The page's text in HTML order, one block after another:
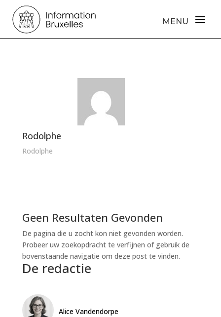
Rodolphe
Rodolphe
Geen Resultaten Gevonden
De pagina die u zocht kon niet gevonden worden.
Probeer uw zoekopdracht te verfijnen of gebruik de
bovenstaande navigatie om deze post te vinden.
De redactie
Alice Vandendorpe